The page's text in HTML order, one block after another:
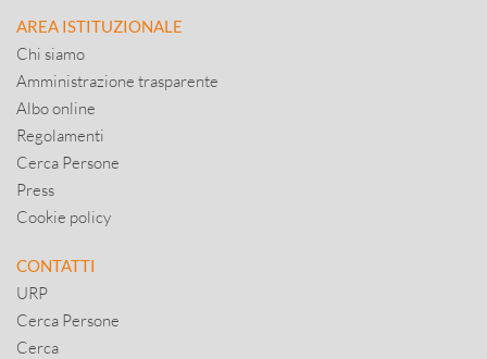
AREA ISTITUZIONALE
Chi siamo
Amministrazione trasparente
Albo online
Regolamenti
Cerca Persone
Press
Cookie policy
CONTATTI
URP
Cerca Persone
Cerca